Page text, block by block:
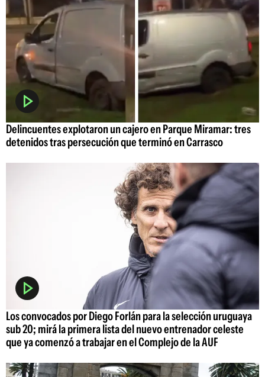
Delincuentes explotaron un cajero en Parque Miramar: tres
detenidos tras persecución que terminó en Carrasco
Los convocados por Diego Forlán para la selección uruguaya
sub 20; mirá la primera lista del nuevo entrenador celeste
que ya comenzó a trabajar en el Complejo de la AUF